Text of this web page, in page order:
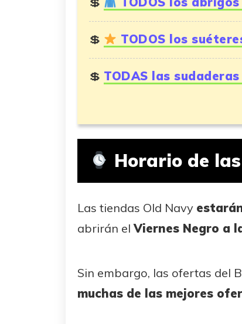
TODOS los
TODAS las
Horario de
Las tiendas Old Navy
abrirán elViernes Negro a
Sin embargo, las ofertas del
muchas de las mejores